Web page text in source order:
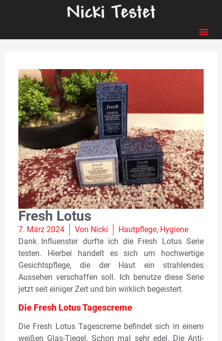
Fresh Lotus
7. März 2024 Von Nicki Hautpflege, Hygiene
Dank Influenster durfte ich die Fresh Lotus Serie
testen. Hierbei handelt es sich um hochwertige
Gesichtspflege, die der Haut ein strahlendes
Aussehen verschaffen soll. Ich benutze diese Serie
jetzt seit einiger Zeit und bin wirklich begeistert.
Die Fresh Lotus Tagescreme
Die Fresh Lotus Tagescreme befindet sich in einem
weißen Glas-Tiegel. Schon mal sehr edel. Die Anti-